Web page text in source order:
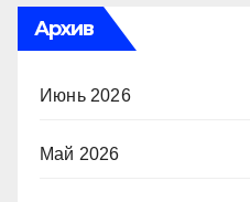
Архив
Июнь 2026
Май 2026